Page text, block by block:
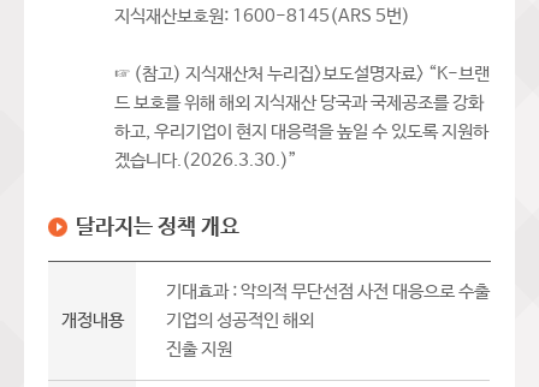
지식재산보호원: 1600-8145(ARS 5번)
☞ (참고) 지식재산처 누리집>보도설명자료> “K-브랜
드 보호를 위해 해외 지식재산 당국과 국제공조를 강화
하고, 우리기업이 현지 대응력을 높일 수 있도록 지원하
겠습니다.(2026.3.30.)”
달라지는 정책 개요
개정내용
기대효과 : 악의적 무단선점 사전 대응으로 수출
기업의 성공적인 해외
진출 지원